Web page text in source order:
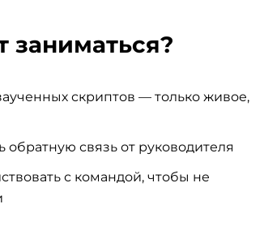
заниматься?
скриптов — только живое,
связь от руководителя
с командой, чтобы не